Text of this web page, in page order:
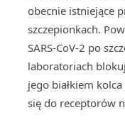
obecnie istniejące
szczepionkach.
SARS-CoV-2 po
laboratoriach
jego białkiem
się do receptorów